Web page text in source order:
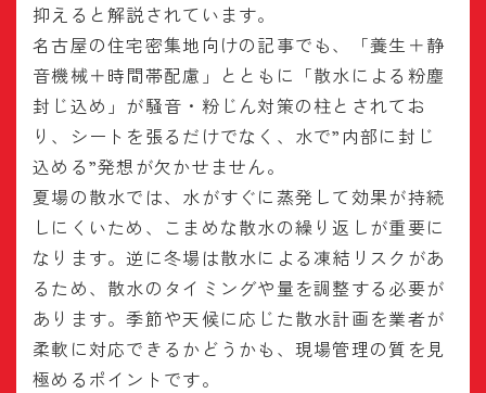
抑えると解説されています。
名古屋の住宅密集地向けの記事でも、「養生＋静
音機械＋時間帯配慮」とともに「散水による粉塵
封じ込め」が騒音・粉じん対策の柱とされてお
り、シートを張るだけでなく、水で”内部に封じ
込める”発想が欠かせません。
夏場の散水では、水がすぐに蒸発して効果が持続
しにくいため、こまめな散水の繰り返しが重要に
なります。逆に冬場は散水による凍結リスクがあ
るため、散水のタイミングや量を調整する必要が
あります。季節や天候に応じた散水計画を業者が
柔軟に対応できるかどうかも、現場管理の質を見
極めるポイントです。